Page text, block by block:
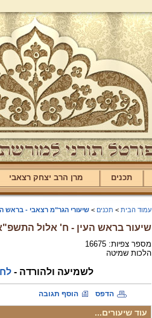
תכנים מרן הרב יצחק רצאבי
עמוד הבית > תכנים >שיעורי הגר"מ רצאבי - בראש
שיעור בראש העין - ח' אלול
מספר צפיות: 16675
הלכות שמיטה
לשמיעה ולהורדה -
הדפס הוסף תגובה
עוד שיעורים...